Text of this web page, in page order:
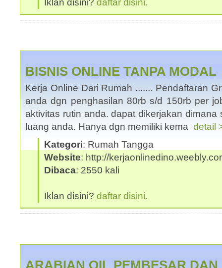
Iklan disini? daftar disini.
BISNIS ONLINE TANPA MODAL
Kerja Online Dari Rumah ....... Pendaftaran
anda dgn penghasilan 80rb s/d 150rb per
aktivitas rutin anda. dapat dikerjakan
luang anda. Hanya dgn memiliki kema detail
Kategori: Rumah Tangga
Website: http://
Dibaca: 2550 kali
Iklan disini? daftar disini.
ARABIAN OIL PEMBESAR DAN